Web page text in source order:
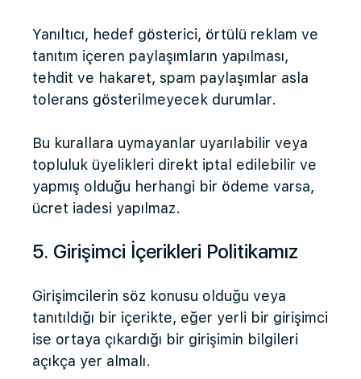
Yanıltıcı, hedef gösterici, örtülü reklam ve
tanıtım içeren paylaşımların yapılması,
tehdit ve hakaret, spam paylaşımlar asla
tolerans gösterilmeyecek durumlar.
Bu kurallara uymayanlar uyarılabilir veya
topluluk üyelikleri direkt iptal edilebilir ve
yapmış olduğu herhangi bir ödeme varsa,
ücret iadesi yapılmaz.
5. Girişimci İçerikleri Politikamız
Girişimcilerin söz konusu olduğu veya
tanıtıldığı bir içerikte, eğer yerli bir girişimci
ise ortaya çıkardığı bir girişimin bilgileri
açıkça yer almalı.